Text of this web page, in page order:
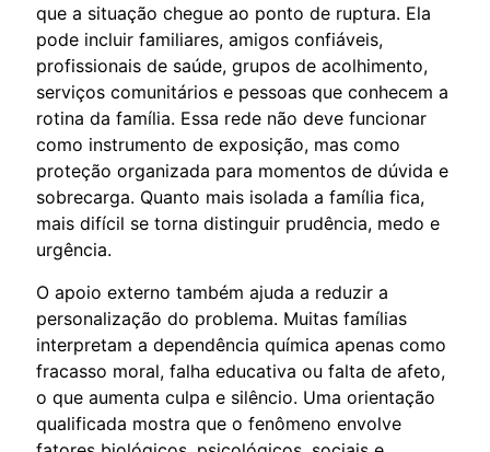
que a situação chegue ao ponto de ruptura. Ela
pode incluir familiares, amigos confiáveis,
profissionais de saúde, grupos de acolhimento,
serviços comunitários e pessoas que conhecem a
rotina da família. Essa rede não deve funcionar
como instrumento de exposição, mas como
proteção organizada para momentos de dúvida e
sobrecarga. Quanto mais isolada a família fica,
mais difícil se torna distinguir prudência, medo e
urgência.
O apoio externo também ajuda a reduzir a
personalização do problema. Muitas famílias
interpretam a dependência química apenas como
fracasso moral, falha educativa ou falta de afeto,
o que aumenta culpa e silêncio. Uma orientação
qualificada mostra que o fenômeno envolve